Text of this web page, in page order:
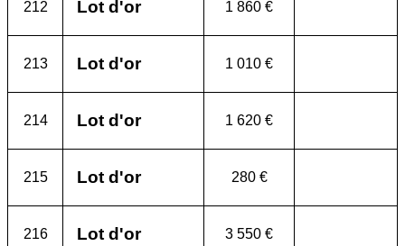
212 Lot d'or 1 860 €
213 Lot d'or 1 010 €
214 Lot d'or 1 620 €
215 Lot d'or 280 €
216 Lot d'or 3 550 €